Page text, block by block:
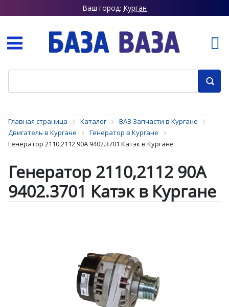
Ваш город: Курган
Главная страница Каталог
ВАЗ Запчасти в Кургане
Двигатель в Кургане
Генератор в Кургане
Генератор 2110,2112 90А 9402.3701 Катэк в Кургане
Генератор 2110,2112 90А
9402.3701 Катэк в Кургане